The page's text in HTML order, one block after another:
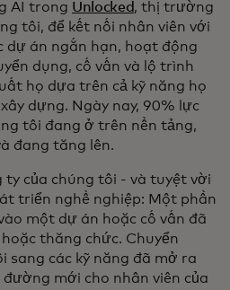
AI trong Unlocked, thị trường
tôi, để kết nối nhân viên với
dự án ngắn hạn, hoạt động
dụng, cố vấn và lộ trình
họ dựa trên cả kỹ năng họ
dựng. Ngày nay, 90% lực
tôi đang ở trên nền tảng,
đang tăng lên.
của chúng tôi - và tuyệt vời
triển nghề nghiệp: Một phần
một dự án hoặc cố vấn đã
thăng chức. Chuyển
sang các kỹ năng đã mở ra
mới cho nhân viên của